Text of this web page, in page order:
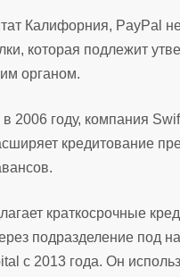
Калифорния, PayPal
которая подлежит
органом.
2006 году, компания
кредитование
краткосрочные
подразделение под
с 2013 года. Он